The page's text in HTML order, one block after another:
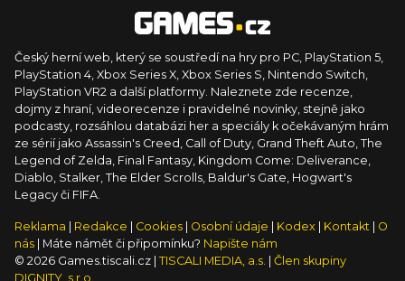
Český herní web, který se soustředí na hry pro PC, PlayStation 5,
PlayStation 4, Xbox Series X, Xbox Series S, Nintendo Switch,
PlayStation VR2 a další platformy. Naleznete zde recenze,
dojmy z hraní, videorecenze i pravidelné novinky, stejně jako
podcasty, rozsáhlou databázi her a speciály k očekávaným hrám
ze sérií jako Assassin's Creed, Call of Duty, Grand Theft Auto, The
Legend of Zelda, Final Fantasy, Kingdom Come: Deliverance,
Diablo, Stalker, The Elder Scrolls, Baldur's Gate, Hogwart's
Legacy či FIFA.
Reklama Redakce Cookies Osobní údaje Kodex Kontakt
O
nás
| Máte námět či připomínku? Napište nám
© 2026 Games.tiscali.cz | TISCALI MEDIA, a.s.
Člen skupiny
DIGNITY, s.r.o.